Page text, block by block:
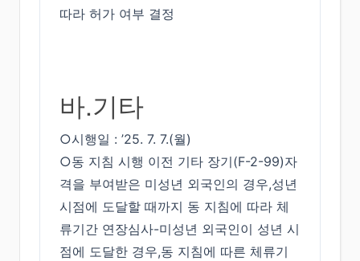
따라 허가 여부 결정
바.기타
○시행일 : ’25. 7. 7.(월)
○동 지침 시행 이전 기타 장기(F-2-99)자
격을 부여받은 미성년 외국인의 경우,성년
시점에 도달할 때까지 동 지침에 따라 체
류기간 연장심사-미성년 외국인이 성년 시
점에 도달한 경우,동 지침에 따른 체류기